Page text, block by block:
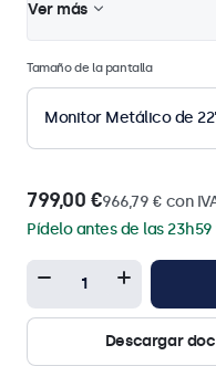
Ver más
Tamaño de la pantalla
Monitor Metálico de
799,00 €966,79 € con
Pídelo antes de las
Descargar